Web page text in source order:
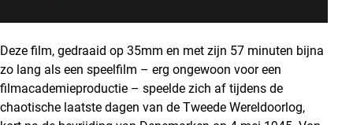
Deze film, gedraaid op 35mm en met zijn 57 minuten bijna
zo lang als een speelfilm – erg ongewoon voor een
filmacademieproductie – speelde zich af tijdens de
chaotische laatste dagen van de Tweede Wereldoorlog,